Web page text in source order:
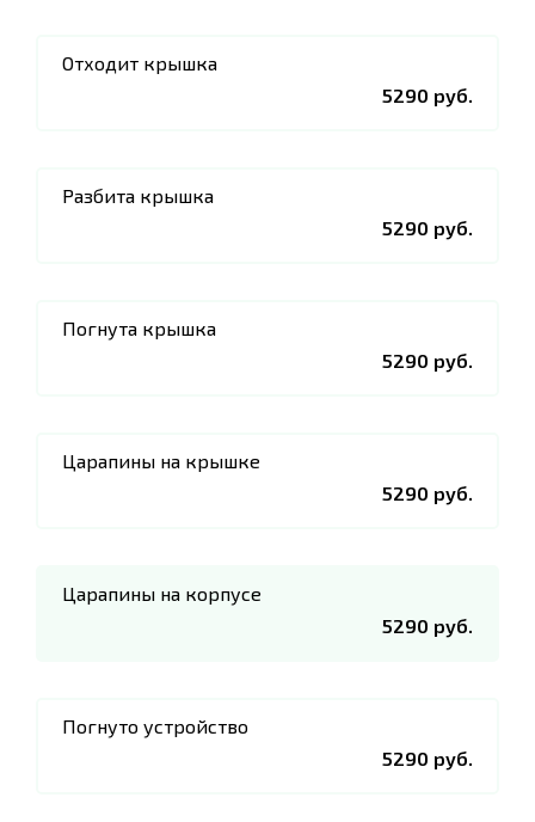
Отходит крышка
5290 руб.
Разбита крышка
5290 руб.
Погнута крышка
5290 руб.
Царапины на крышке
5290 руб.
Царапины на корпусе
5290 руб.
Погнуто устройство
5290 руб.